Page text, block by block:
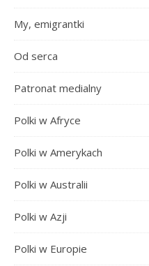
My, emigrantki
Od serca
Patronat medialny
Polki w Afryce
Polki w Amerykach
Polki w Australii
Polki w Azji
Polki w Europie